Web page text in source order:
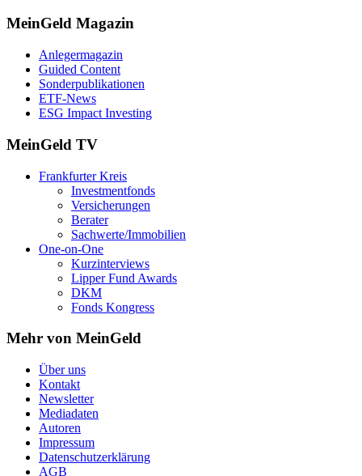
MeinGeld Magazin
Anlegermagazin
Guided Content
Sonderpublikationen
ETF-News
ESG Impact Investing
MeinGeld TV
Frankfurter Kreis
Investmentfonds
Versicherungen
Berater
Sachwerte/Immobilien
One-on-One
Kurzinterviews
Lipper Fund Awards
DKM
Fonds Kongress
Mehr von MeinGeld
Über uns
Kontakt
Newsletter
Mediadaten
Autoren
Impressum
Datenschutzerklärung
AGB